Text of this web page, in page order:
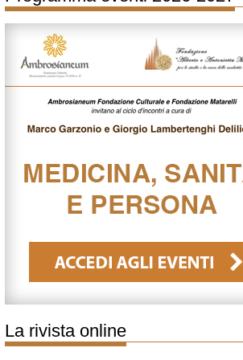
La rivista online